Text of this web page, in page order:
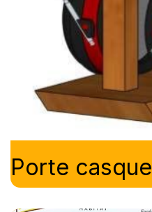
Porte casque